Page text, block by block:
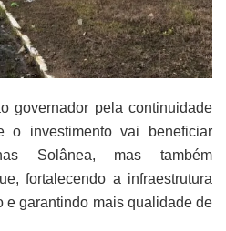
governador pela continuidade
o investimento vai beneficiar
Solânea, mas também
fortalecendo a infraestrutura
e garantindo mais qualidade de